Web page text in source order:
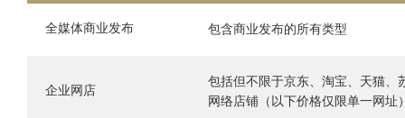
全媒体商业发布 包含商业发布的所有类型
企业网店
包括但不限于京东、淘宝、天猫、
网络店铺（以下价格仅限单一网址